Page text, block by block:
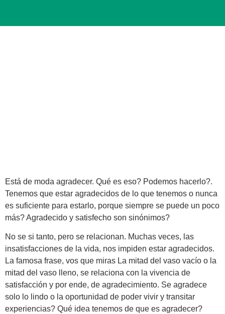
Está de moda agradecer. Qué es eso? Podemos hacerlo?.
Tenemos que estar agradecidos de lo que tenemos o nunca
es suficiente para estarlo, porque siempre se puede un poco
más? Agradecido y satisfecho son sinónimos?
No se si tanto, pero se relacionan. Muchas veces, las
insatisfacciones de la vida, nos impiden estar agradecidos.
La famosa frase, vos que miras La mitad del vaso vacío o la
mitad del vaso lleno, se relaciona con la vivencia de
satisfacción y por ende, de agradecimiento. Se agradece
solo lo lindo o la oportunidad de poder vivir y transitar
experiencias? Qué idea tenemos de que es agradecer?